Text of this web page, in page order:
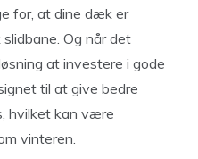
for, at dine dæk er
Og når det
at investere i gode
til at give bedre
hvilket kan være
vinteren.